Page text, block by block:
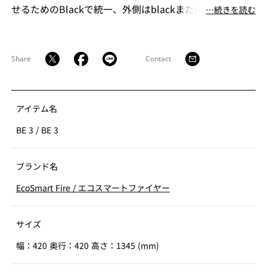
せるためのBlackで統一、外側はblackまたはwhiteをイ
⋯続きを読む
Share Contact
アイテム名
BE 3 / BE 3
ブランド名
EcoSmart Fire / エコスマートファイヤー
サイズ
幅：420 奥行：420 高さ：1345 (mm)